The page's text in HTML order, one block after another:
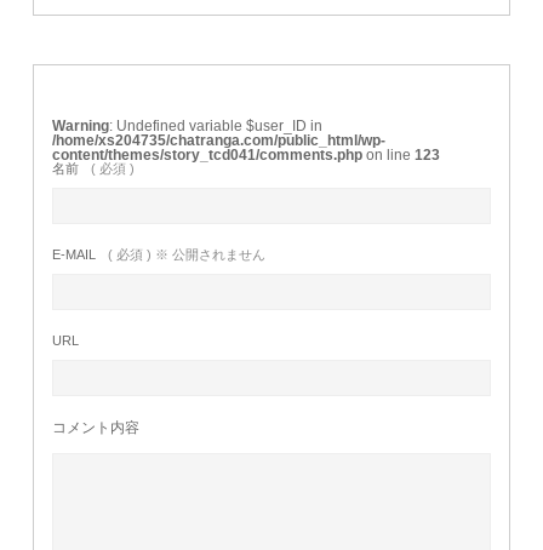
Warning : Undefined variable $user_ID in
/home/xs204735/chatranga.com/public_html/wp-
content/themes/story_tcd041/comments.php on line123
名前 ( 必須 )
E-MAIL ( 必須 ) ※ 公開されません
URL
コメント内容